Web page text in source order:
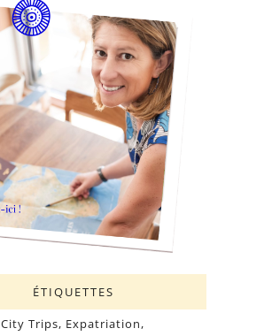
ÉTIQUETTES
City Trips Expatriation